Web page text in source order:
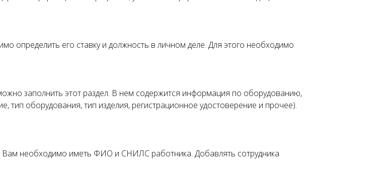
определить его ставку и должность в личном деле. Для этого необходимо
заполнить этот раздел. В нем содержится информация по оборудованию,
тип оборудования, тип изделия, регистрационное удостоверение и прочее).
необходимо иметь ФИО и СНИЛС работника. Добавлять сотрудника